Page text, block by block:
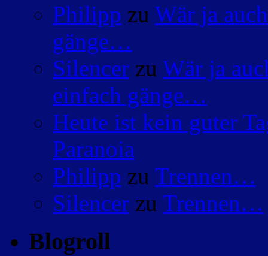
Philipp zu Wär ja
gänge…
Silencer zu Wär ja
einfach gänge…
Heute ist kein guter
Paranoia
Philipp zu Trennen…
Silencer zu Trennen…
Blogroll